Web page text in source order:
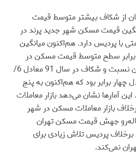
از شکاف بیشتر متوسط قیمت
قیمت مسکن شهر جدید پرند در
با پردیس دارد. هم‌‌اکنون میانگین
سطح متوسط قیمت مسکن در
شهر جدید پرند است. این نسبت و شکاف در سال 91 معادل 6/
و در سال 97 معادل چهار برابر بود که هم‌‌اکنون به پنج
آمارها نشان می‌دهد بازار معاملات
بازار معاملات مسکن در شهر
جهش قیمت مسکن تهران
برخلاف پردیس تلاش زیادی برای
نمی‌کند.